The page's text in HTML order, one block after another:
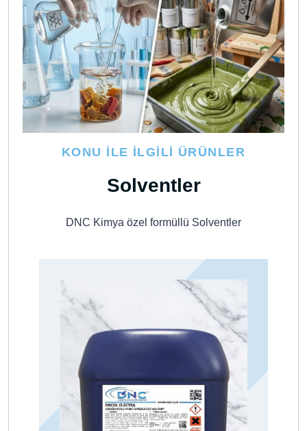
KONU İLE İLGILI ÜRÜNLER
Solventler
DNC Kimya özel formüllü Solventler